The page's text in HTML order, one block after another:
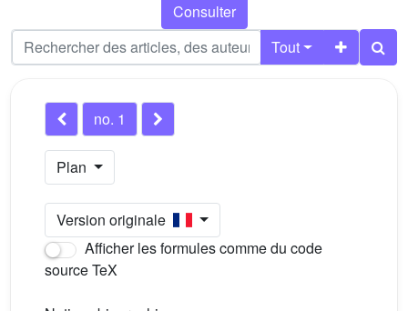
Consulter
Tout
no. 1
Plan
Version originale
Afficher les formules comme du code
source TeX